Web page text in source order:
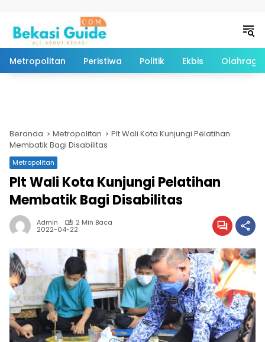
Metropolitan Peristiwa Politik Ekbis Olahraga
Beranda Metropolitan
Plt Wali Kota Kunjungi Pelatihan
Membatik Bagi Disabilitas
Metropolitan
Plt Wali Kota Kunjungi Pelatihan
Membatik Bagi Disabilitas
Admin 2 Min Baca
2022-04-22